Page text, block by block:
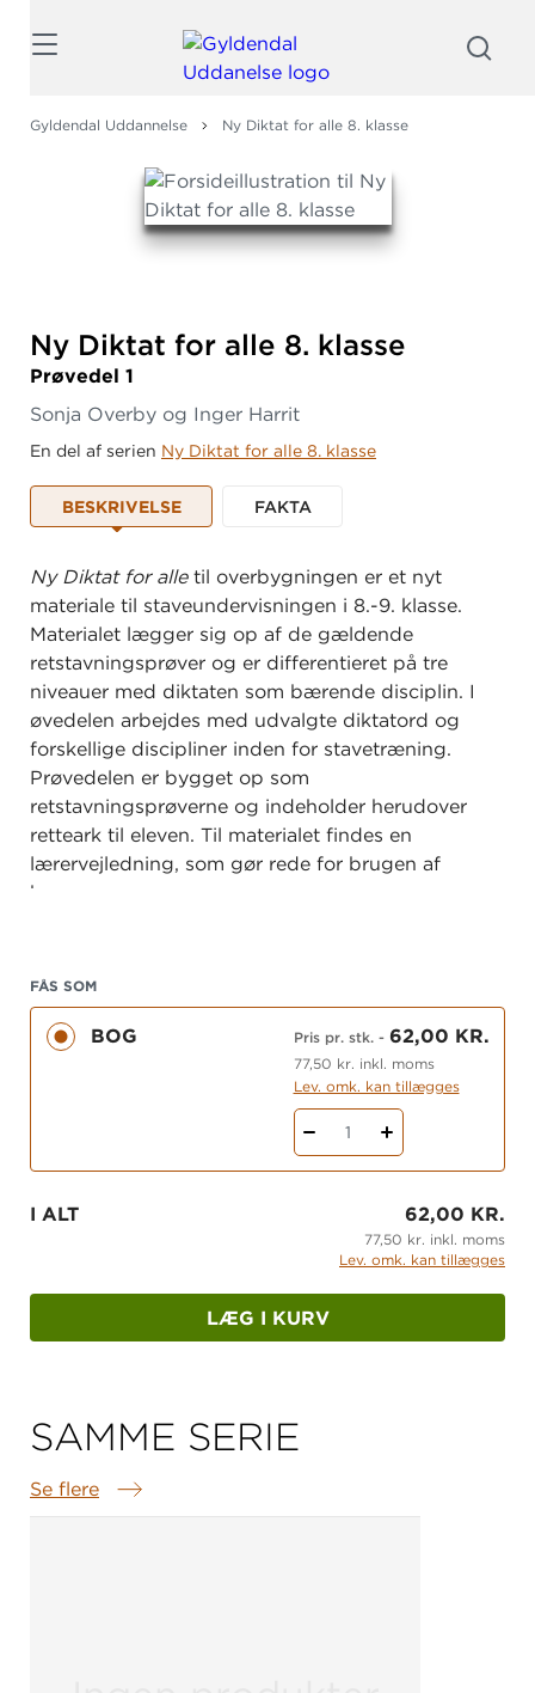
Gyldendal Uddannelse Ny Diktat for alle 8. klasse
Ny Diktat for alle 8. klasse
Prøvedel 1
Sonja Overby og Inger Harrit
En del af serien Ny Diktat for alle 8. klasse
BESKRIVELSE FAKTA
Ny Diktat for alletil overbygningen er et nyt
materiale til staveundervisningen i 8.-9. klasse.
Materialet lægger sig op af de gældende
retstavningsprøver og er differentieret på tre
niveauer med diktaten som bærende disciplin. I
øvedelen arbejdes med udvalgte diktatord og
forskellige discipliner inden for stavetræning.
Prøvedelen er bygget op som
retstavningsprøverne og indeholder herudover
retteark til eleven. Til materialet findes en
lærervejledning, som gør rede for brugen af
bøgerne.
FÅS SOM
BOG Pris pr. stk.- 62,00 KR.
77,50 kr. inkl. moms
Lev. omk. kan tillægges
1
I ALT 62,00 KR.
77,50 kr. inkl. moms
Lev. omk. kan tillægges
LÆG I KURV
SAMME SERIE
Se flere
Samme serie